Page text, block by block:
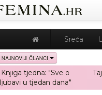
Sreća
NAJNOVIJI ČLANCI
Knjiga tjedna: "Sve o
ljubavi u tjedan dana"